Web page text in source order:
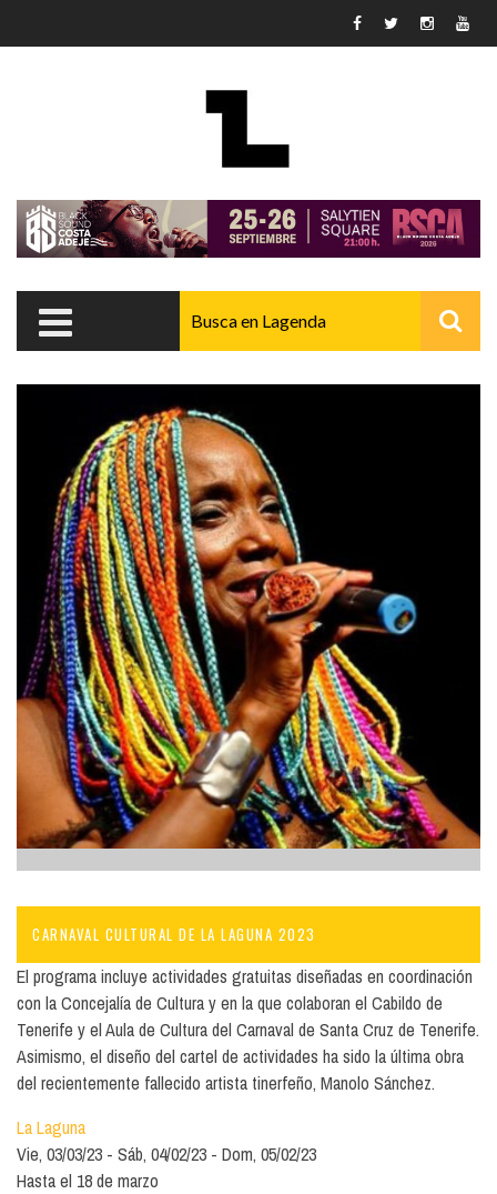
CARNAVAL CULTURAL DE LA LAGUNA 2023
El programa incluye actividades gratuitas diseñadas en coordinación
con la Concejalía de Cultura y en la que colaboran el Cabildo de
Tenerife y el Aula de Cultura del Carnaval de Santa Cruz de Tenerife.
Asimismo, el diseño del cartel de actividades ha sido la última obra
del recientemente fallecido artista tinerfeño, Manolo Sánchez.
La Laguna
Vie, 03/03/23
Sáb, 04/02/23
Dom, 05/02/23
Hasta el 18 de marzo